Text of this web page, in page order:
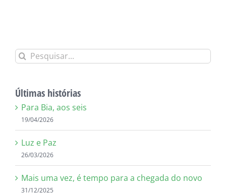
Buscar
Últimas histórias
Para Bia, aos seis
19/04/2026
Luz e Paz
26/03/2026
Mais uma vez, é tempo para a chegada do novo
31/12/2025